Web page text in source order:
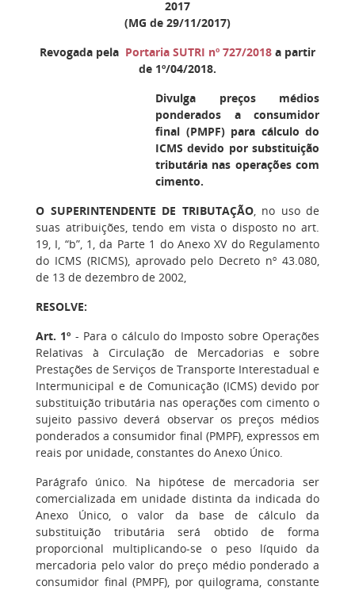
2017
(MG de 29/11/2017)
Revogada pela Portaria SUTRI nº 727/2018 a partir
de 1º/04/2018.
Divulga preços médios
ponderados a consumidor
final (PMPF) para cálculo do
ICMS devido por substituição
tributária nas operações com
cimento.
O SUPERINTENDENTE DE TRIBUTAÇÃO, no uso de
suas atribuições, tendo em vista o disposto no art.
19, I, “b”, 1, da Parte 1 do Anexo XV do Regulamento
do ICMS (RICMS), aprovado pelo Decreto nº 43.080,
de 13 de dezembro de 2002,
RESOLVE:
Art. 1º - Para o cálculo do Imposto sobre Operações
Relativas à Circulação de Mercadorias e sobre
Prestações de Serviços de Transporte Interestadual e
Intermunicipal e de Comunicação (ICMS) devido por
substituição tributária nas operações com cimento o
sujeito passivo deverá observar os preços médios
ponderados a consumidor final (PMPF), expressos em
reais por unidade, constantes do Anexo Único.
Parágrafo único. Na hipótese de mercadoria ser
comercializada em unidade distinta da indicada do
Anexo Único, o valor da base de cálculo da
substituição tributária será obtido de forma
proporcional multiplicando-se o peso líquido da
mercadoria pelo valor do preço médio ponderado a
consumidor final (PMPF), por quilograma, constante